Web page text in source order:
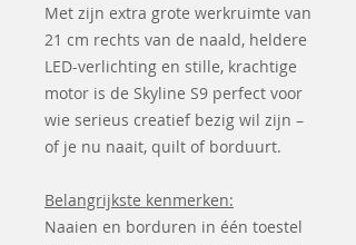
Met zijn extra grote werkruimte van
21 cm rechts van de naald, heldere
LED-verlichting en stille, krachtige
motor is de Skyline S9 perfect voor
wie serieus creatief bezig wil zijn –
of je nu naait, quilt of borduurt.
Belangrijkste kenmerken:
Naaien en borduren in één toestel